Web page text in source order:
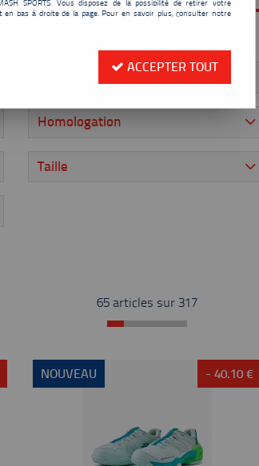
Homologation
Taille
65 articles sur 317
NOUVEAU - 40.10 €
SPORTS. Vous disposez de la possibilité de retirer votre
bas à droite de la page. Pour en savoir plus, consulter notre
ACCEPTER TOUT